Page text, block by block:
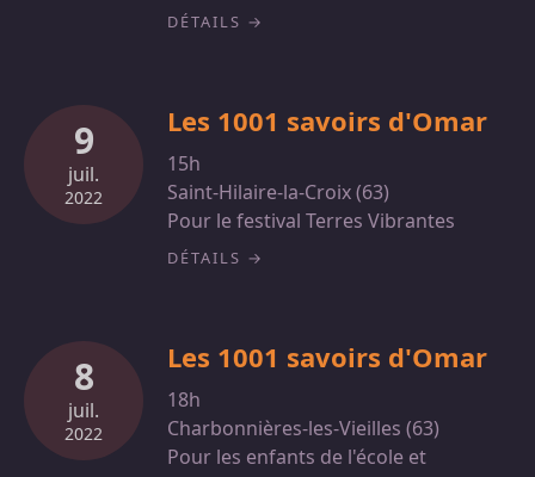
DÉTAILS
9
juil.
2022
Les 1001 savoirs d'Omar
15h
Saint-Hilaire-la-Croix (63)
Pour le festival Terres Vibrantes
DÉTAILS
8
juil.
2022
Les 1001 savoirs d'Omar
18h
Charbonnières-les-Vieilles (63)
Pour les enfants de l'école et